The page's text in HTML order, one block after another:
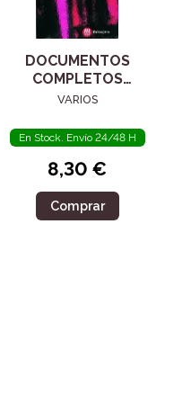
DOCUMENTOS
COMPLETOS
VATICANO II
VARIOS
En Stock. Envío 24/48 H
8,30 €
Comprar